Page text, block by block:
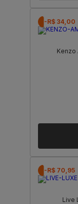
-R$ 34,00
Kenzo
-R$ 70,95
Live